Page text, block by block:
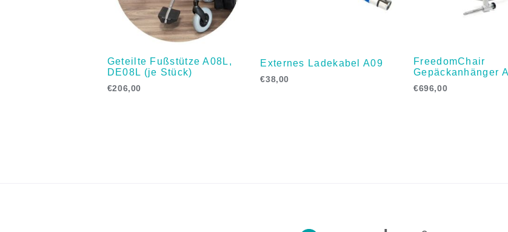
Geteilte Fußstütze A08L,
DE08L (je Stück)
€206,00
Externes Ladekabel A09
€38,00
FreedomChair
Gepäckanhänger
€696,00